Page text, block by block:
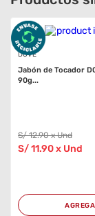
DOVE
Jabón de Tocador
90g...
S/12.90 x Und
S/11.90x Und